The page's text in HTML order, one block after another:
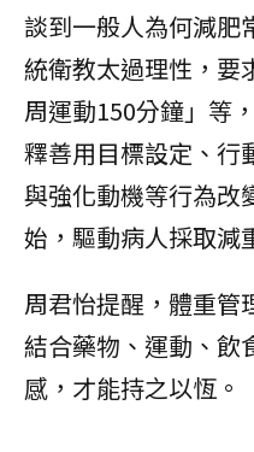
談到一般人為何減肥
統衛教太過理性，要
周運動150分鐘」等
釋善用目標設定、行
與強化動機等行為改
始，驅動病人採取減
周君怡提醒，體重管
結合藥物、運動、飲
感，才能持之以恆。